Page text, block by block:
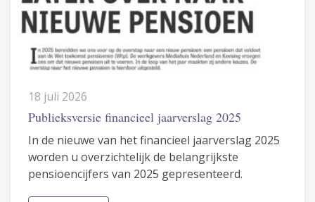
18 juli 2026
Publieksversie financieel jaarverslag 2025
In de nieuwe van het financieel jaarverslag 2025
worden u overzichtelijk de belangrijkste
pensioencijfers van 2025 gepresenteerd.